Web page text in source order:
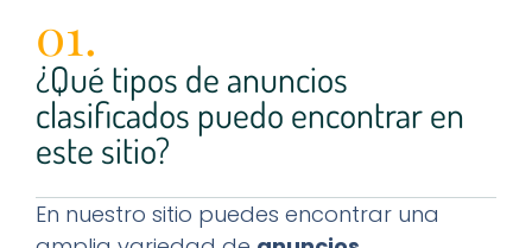
01.
¿Qué tipos de anuncios
clasificados puedo encontrar en
este sitio?
En nuestro sitio puedes encontrar una